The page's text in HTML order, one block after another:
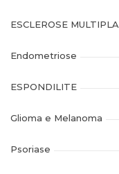
ESCLEROSE MULTIPLA
Endometriose
ESPONDILITE
Glioma e Melanoma
Psoriase